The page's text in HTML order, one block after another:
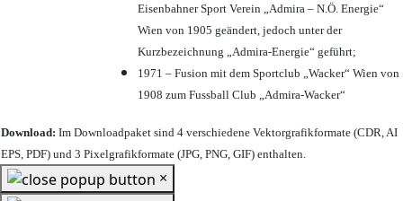
Eisenbahner Sport Verein „Admira – N.Ö. Energie“
Wien von 1905 geändert, jedoch unter der
Kurzbezeichnung „Admira-Energie“ geführt;
1971 – Fusion mit dem Sportclub „Wacker“ Wien von
1908 zum Fussball Club „Admira-Wacker“
Download: Im Downloadpaket sind 4 verschiedene Vektorgrafikformate (CDR, AI
EPS, PDF) und 3 Pixelgrafikformate (JPG, PNG, GIF) enthalten.
×